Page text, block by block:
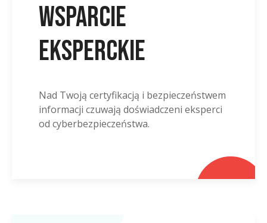
Wsparcie
eksperckie
Nad Twoją certyfikacją i bezpieczeństwem
informacji czuwają doświadczeni eksperci
od cyberbezpieczeństwa.